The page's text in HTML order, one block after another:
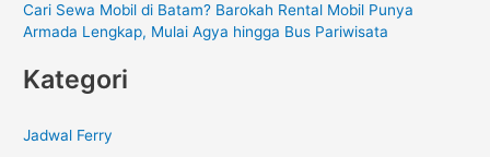
Cari Sewa Mobil di Batam? Barokah Rental Mobil Punya
Armada Lengkap, Mulai Agya hingga Bus Pariwisata
Kategori
Jadwal Ferry